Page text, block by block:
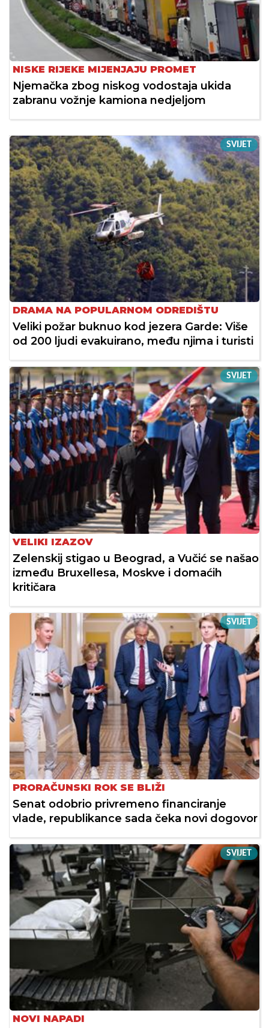
NISKE RIJEKE MIJENJAJU PROMET
Njemačka zbog niskog vodostaja ukida
zabranu vožnje kamiona nedjeljom
SVIJET
DRAMA NA POPULARNOM ODREDIŠTU
Veliki požar buknuo kod jezera Garde: Više
od 200 ljudi evakuirano, među njima i turisti
SVIJET
VELIKI IZAZOV
Zelenskij stigao u Beograd, a Vučić se našao
između Bruxellesa, Moskve i domaćih
kritičara
SVIJET
PRORAČUNSKI ROK SE BLIŽI
Senat odobrio privremeno financiranje
vlade, republikance sada čeka novi dogovor
SVIJET
NOVI NAPADI